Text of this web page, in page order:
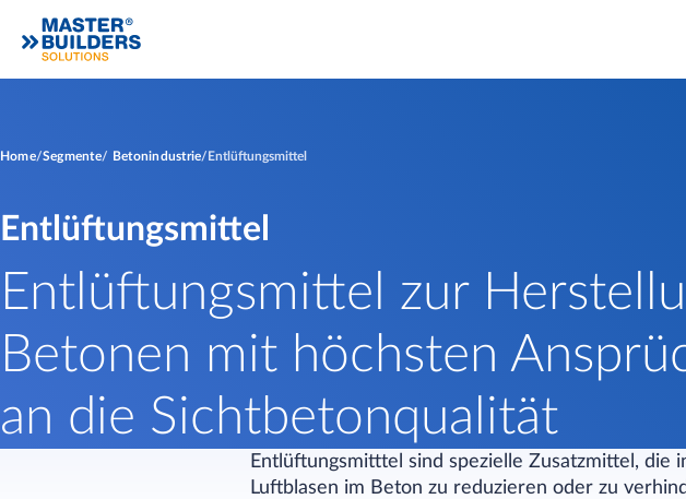
Home Segmente Betonindustrie Entlüftungsmittel
Entlüftungsmittel
Entlüftungsmittel zur
Betonen mit höchsten
an die Sichtbetonqualität
Entlüftungsmitttel sind spezielle Zusatzmittel,
Luftblasen im Beton zu reduzieren oder zu